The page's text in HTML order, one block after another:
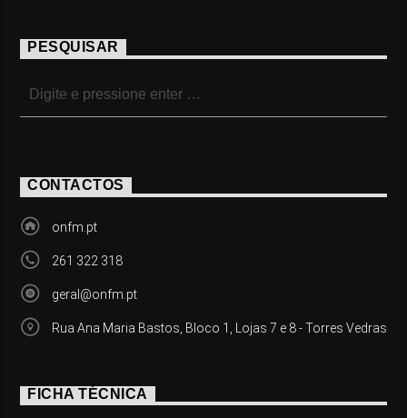
PESQUISAR
CONTACTOS
onfm.pt
261 322 318
geral@onfm.pt
Rua Ana Maria Bastos, Bloco 1, Lojas 7 e 8 - Torres Vedras
FICHA TÉCNICA